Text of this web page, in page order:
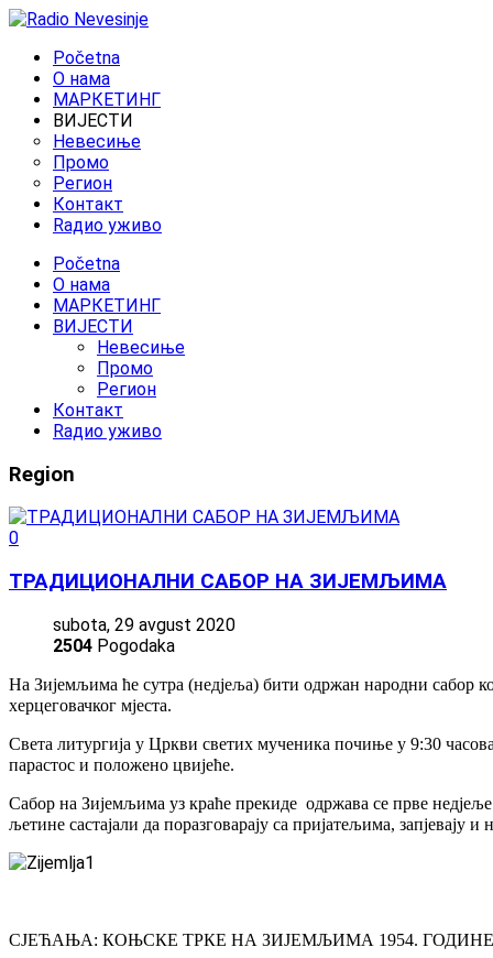
Početna
O нама
МАРКЕТИНГ
ВИЈЕСТИ
Невесиње
Промо
Регион
Контакт
Rадио уживо
Početna
O нама
МАРКЕТИНГ
ВИЈЕСТИ
Невесиње
Промо
Регион
Контакт
Rадио уживо
Region
0
ТРАДИЦИОНАЛНИ САБОР НА ЗИЈЕМЉИМА
subota, 29 avgust 2020
2504 Pogodaka
На Зијемљима ће сутра (недјеља) бити одржан народни сабор
херцеговачког мјеста.
Света литургија у Цркви светих мученика почиње у 9:30
парастос и положено цвијеће.
Сабор на Зијемљима уз краће прекиде одржава се прве
љетине састајали да поразговарају са пријатељима, запјевају
СЈЕЋАЊА: КОЊСКЕ ТРКЕ НА ЗИЈЕМЉИМА 1954. ГОДИНЕ